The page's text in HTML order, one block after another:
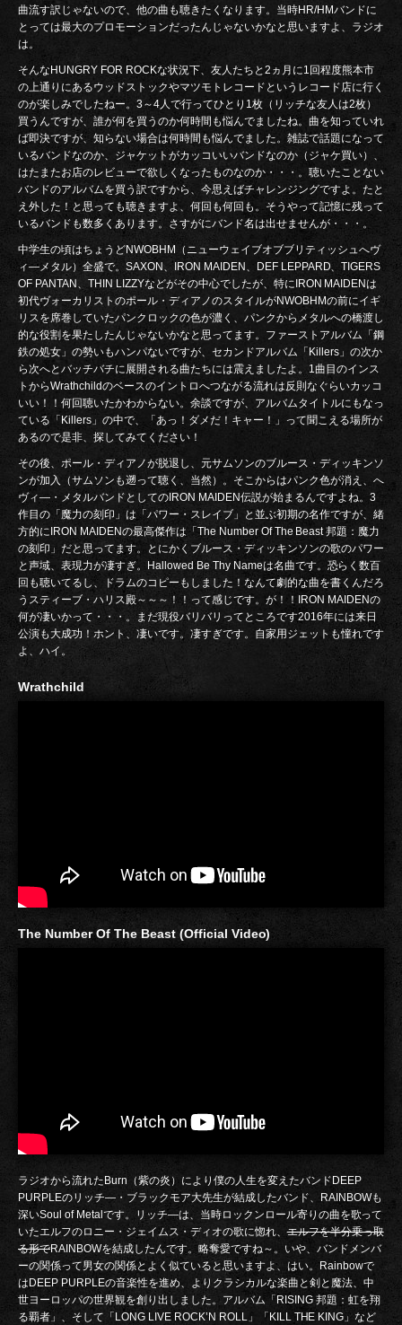
曲流す訳じゃないので、他の曲も聴きたくなります。当時HR/HMバンドに
とっては最大のプロモーションだったんじゃないかなと思いますよ、ラジオ
は。
そんなHUNGRY FOR ROCKな状況下、友人たちと2ヵ月に1回程度熊本市
の上通りにあるウッドストックやマツモトレコードというレコード店に行く
のが楽しみでしたねー。3～4人で行ってひとり1枚（リッチな友人は2枚）
買うんですが、誰が何を買うのか何時間も悩んでましたね。曲を知っていれ
ば即決ですが、知らない場合は何時間も悩んでました。雑誌で話題になって
いるバンドなのか、ジャケットがカッコいいバンドなのか（ジャケ買い）、
はたまたお店のレビューで欲しくなったものなのか・・・。聴いたことない
バンドのアルバムを買う訳ですから、今思えばチャレンジングですよ。たと
え外した！と思っても聴きますよ、何回も何回も。そうやって記憶に残って
いるバンドも数多くあります。さすがにバンド名は出せませんが・・・。
中学生の頃はちょうどNWOBHM（ニューウェイブオブブリティッシュへヴ
ィ―メタル）全盛で。SAXON、IRON MAIDEN、DEF LEPPARD、TIGERS
OF PANTAN、THIN LIZZYなどがその中心でしたが、特にIRON MAIDENは
初代ヴォーカリストのポール・ディアノのスタイルがNWOBHMの前にイギ
リスを席巻していたパンクロックの色が濃く、パンクからメタルへの橋渡し
的な役割を果たしたんじゃないかなと思ってます。ファーストアルバム「鋼
鉄の処女」の勢いもハンパないですが、セカンドアルバム「Killers」の次か
ら次へとバッチバチに展開される曲たちには震えましたよ。1曲目のインス
トからWrathchildのベースのイントロへつながる流れは反則なぐらいカッコ
いい！！何回聴いたかわからない。余談ですが、アルバムタイトルにもなっ
ている「Killers」の中で、「あっ！ダメだ！キャー！」って聞こえる場所が
あるので是非、探してみてください！
その後、ポール・ディアノが脱退し、元サムソンのブルース・ディッキンソ
ンが加入（サムソンも遡って聴く、当然）。そこからはパンク色が消え、へ
ヴィ―・メタルバンドとしてのIRON MAIDEN伝説が始まるんですよね。3
作目の「魔力の刻印」は「パワー・スレイブ」と並ぶ初期の名作ですが、緒
方的にIRON MAIDENの最高傑作は「The Number Of The Beast 邦題：魔力
の刻印」だと思ってます。とにかくブルース・ディッキンソンの歌のパワー
と声域、表現力が凄すぎ。Hallowed Be Thy Nameは名曲です。恐らく数百
回も聴いてるし、ドラムのコピーもしました！なんて劇的な曲を書くんだろ
うスティーブ・ハリス殿～～～！！って感じです。が！！IRON MAIDENの
何が凄いかって・・・。まだ現役バリバリってところです2016年には来日
公演も大成功！ホント、凄いです。凄すぎです。自家用ジェットも憧れです
よ、ハイ。
Wrathchild
The Number Of The Beast (Official Video)
ラジオから流れたBurn（紫の炎）により僕の人生を変えたバンドDEEP
PURPLEのリッチ―・ブラックモア大先生が結成したバンド、RAINBOWも
深いSoul of Metalです。リッチ―は、当時ロックンロール寄りの曲を歌って
いたエルフのロニー・ジェイムス・ディオの歌に惚れ、エルフを半分乗っ取
る形でRAINBOWを結成したんです。略奪愛ですね～。いや、バンドメンバ
ーの関係って男女の関係とよく似ていると思いますよ、はい。Rainbowで
はDEEP PURPLEの音楽性を進め、よりクラシカルな楽曲と剣と魔法、中
世ヨーロッパの世界観を創り出しました。アルバム「RISING 邦題：虹を翔
る覇者」、そして「LONG LIVE ROCK’N ROLL」「KILL THE KING」など